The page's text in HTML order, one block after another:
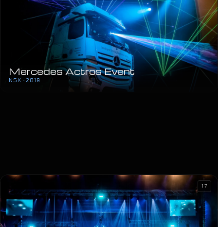
Mercedes Actros Event
NSK · 2019
17